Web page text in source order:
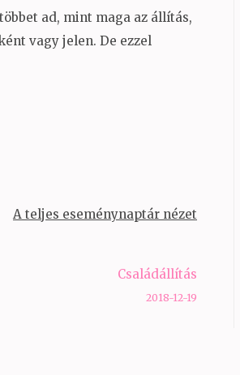
ad, mint maga az állítás,
vagy jelen. De ezzel
A teljes eseménynaptár nézet
Családállítás
2018-12-19